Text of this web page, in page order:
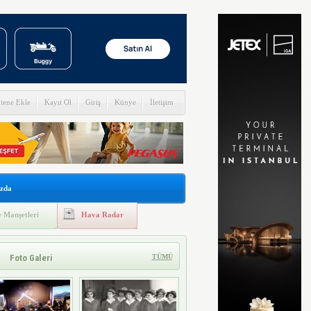
Ekle Kayıt Ol Giriş Künye İletişim
Manşetleri Hava Radar
Foto Galeri TÜMÜ